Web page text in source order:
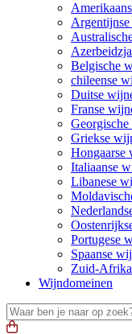
Belgische
chileense
Duitse
Franse
Griekse
Hongaarse
Italiaanse
Libanese
Portugese
Spaanse
Zuid-
Wijndomeinen